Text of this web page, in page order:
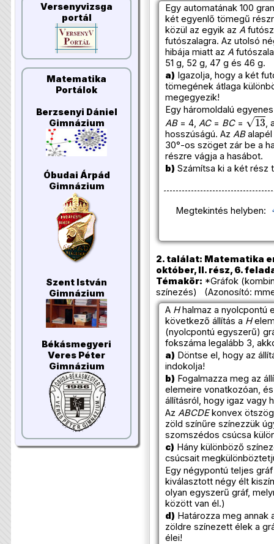
Versenyvizsga
portál
Matematika
Portálok
Berzsenyi Dániel
Gimnázium
Óbudai Árpád
Gimnázium
Szent István
Gimnázium
Békásmegyeri
Veres Péter
Gimnázium
Egy automatának 100
két egyenlő tömegű
közül az egyik az A
futószalagra. Az utolsó
hibája miatt az A
51 g, 52 g, 47 g és 46 g.
a) Igazolja, hogy a két
tömegének átlaga
megegyezik!
Egy háromoldalú
AB= 4, AC= BC=
13
,
hosszúságú. Az ABalapél
30°-os szöget zár be a
részre vágja a hasábot.
b) Számítsa ki a két rész
Megtekintés helyben:
2. találat: Matematika
október, II. rész, 6.
Témakör: *Gráfok
színezés) (Azonosító:
A Hhalmaz a nyolcpontú
következő állítás a H
(nyolcpontú egyszerű)
fokszáma legalább 3,
a) Döntse el, hogy az
indokolja!
b) Fogalmazza meg az
elemeire vonatkozóan,
állításról, hogy igaz vagy
Az ABCDEkonvex
zöld színűre színezzük
szomszédos csúcsa
c) Hány különböző
csúcsait
Egy négypontú teljes
kiválasztott négy élt
olyan egyszerű gráf,
között van él.)
d) Határozza meg annak
zöldre színezett élek a
élei!